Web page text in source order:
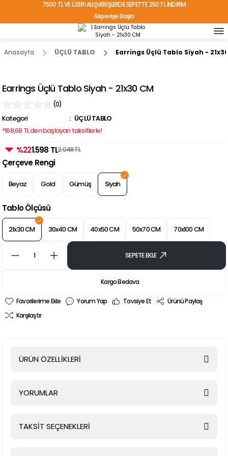
7500 TL VE ÜZERİ ALIŞVERİŞLERDE SEPETTE 250 TL İNDİRİM
Alışverişe Başla
TÜRKİYE'NİN HER YERİNE ÜCRETSİZ KARGO!
Anasayfa ÜÇLÜ TABLO Earrings Üçlü Tablo Siyah -
Earrings Üçlü Tablo Siyah - 21x30 CM
(0)
Kategori
ÜÇLÜ TABLO
*168,68 TL den başlayan taksitlerle!
%221.598 TL2.048 TL
Çerçeve Rengi
Beyaz Gold Gümüş Siyah
Tablo Ölçüsü
21x30 CM 30x40 CM 40x50 CM 50x70 CM 70x100 CM
SEPETE EKLE
Kargo Bedava
Yorum Yap Tavsiye Et
Ürünü Paylaş
Karşılaştır
ÜRÜN ÖZELLİKLERİ
YORUMLAR
TAKSİT SEÇENEKLERİ